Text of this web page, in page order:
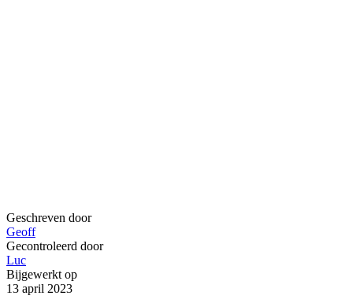
Geschreven door
Geoff
Gecontroleerd door
Luc
Bijgewerkt op
13 april 2023